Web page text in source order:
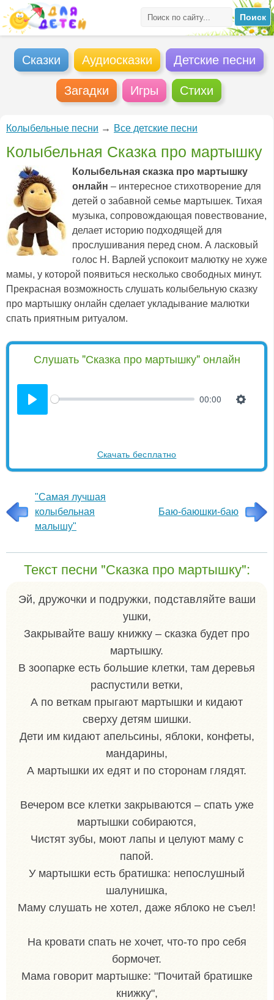
Сказки Аудиосказки Детские песни
Загадки Игры Стихи
Колыбельные песни → Все детские песни
Колыбельная Сказка про мартышку
Колыбельная сказка про мартышку
онлайн – интересное стихотворение для
детей о забавной семье мартышек. Тихая
музыка, сопровождающая повествование,
делает историю подходящей для
прослушивания перед сном. А ласковый
голос Н. Варлей успокоит малютку не хуже
мамы, у которой появиться несколько свободных минут.
Прекрасная возможность слушать колыбельную сказку
про мартышку онлайн сделает укладывание малютки
спать приятным ритуалом.
Слушать "Сказка про мартышку" онлайн
00:00
Скачать бесплатно
"Самая лучшая
колыбельная
малышу"
Баю-баюшки-баю
Текст песни "Сказка про мартышку":
Эй, дружочки и подружки, подставляйте ваши
ушки,
Закрывайте вашу книжку – сказка будет про
мартышку.
В зоопарке есть большие клетки, там деревья
распустили ветки,
А по веткам прыгают мартышки и кидают
сверху детям шишки.
Дети им кидают апельсины, яблоки, конфеты,
мандарины,
А мартышки их едят и по сторонам глядят.
Вечером все клетки закрываются – спать уже
мартышки собираются,
Чистят зубы, моют лапы и целуют маму с
папой.
У мартышки есть братишка: непослушный
шалунишка,
Маму слушать не хотел, даже яблоко не съел!
На кровати спать не хочет, что-то про себя
бормочет.
Мама говорит мартышке: "Почитай братишке
книжку",